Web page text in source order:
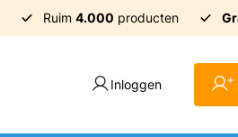
Ruim 4.000 producten
Inloggen +